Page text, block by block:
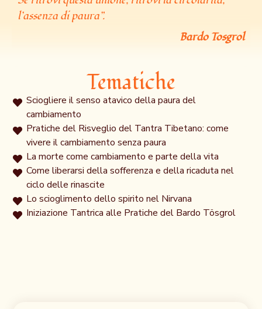
l’assenza di paura”.
Bardo Tosgrol​
Tematiche
Sciogliere il senso atavico della paura del
cambiamento
Pratiche del Risveglio del Tantra Tibetano: come
vivere il cambiamento senza paura
La morte come cambiamento e parte della vita
Come liberarsi della sofferenza e della ricaduta nel
ciclo delle rinascite
Lo scioglimento dello spirito nel Nirvana
Iniziazione Tantrica alle Pratiche del Bardo Tösgrol